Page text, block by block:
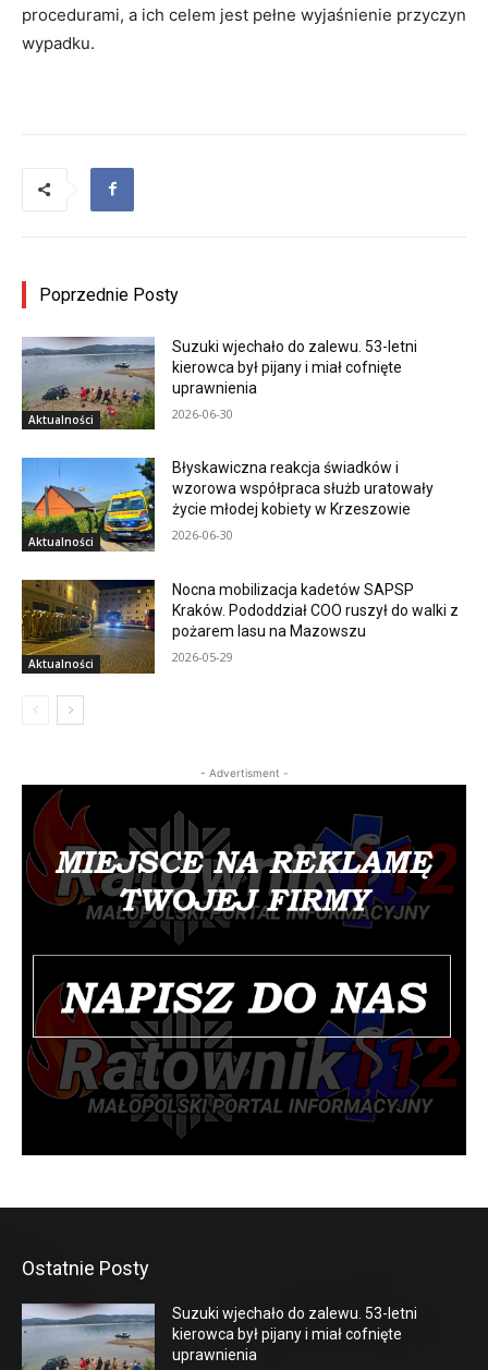
procedurami, a ich celem jest pełne wyjaśnienie przyczyn
wypadku.
Poprzednie Posty
Aktualności
Suzuki wjechało do zalewu. 53-letni
kierowca był pijany i miał cofnięte
uprawnienia
2026-06-30
Aktualności
Błyskawiczna reakcja świadków i
wzorowa współpraca służb uratowały
życie młodej kobiety w Krzeszowie
2026-06-30
Aktualności
Nocna mobilizacja kadetów SAPSP
Kraków. Pododdział COO ruszył do walki z
pożarem lasu na Mazowszu
2026-05-29
- Advertisment -
Ostatnie Posty
Suzuki wjechało do zalewu. 53-letni
kierowca był pijany i miał cofnięte
uprawnienia